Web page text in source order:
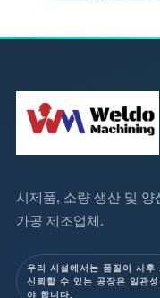
시제품, 소량 생산 및 양
가공 제조업체.
우리 시설에서는 품질이 사후
신뢰할 수 있는 공장은 일관
야 합니다.